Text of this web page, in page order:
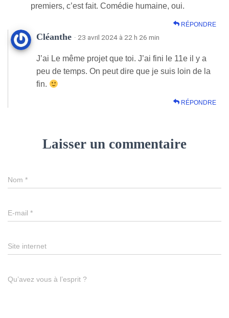
premiers, c’est fait. Comédie humaine, oui.
RÉPONDRE
Cléanthe · 23 avril 2024 à 22 h 26 min
J’ai Le même projet que toi. J’ai fini le 11e il y a
peu de temps. On peut dire que je suis loin de la
fin.
RÉPONDRE
Laisser un commentaire
Nom *
E-mail *
Site internet
Qu’avez vous à l’esprit ?